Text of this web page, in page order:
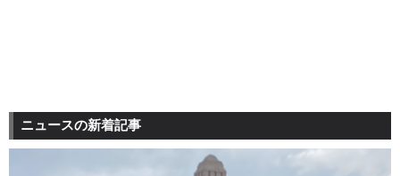
ニュースの新着記事